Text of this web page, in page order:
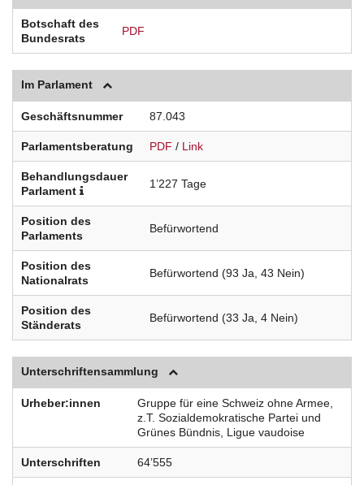
Botschaft des
Bundesrats
PDF
Im Parlament
Geschäftsnummer 87.043
Parlamentsberatung PDF / Link
Behandlungsdauer
Parlament
1’227 Tage
Position des
Parlaments
Befürwortend
Position des
Nationalrats
Befürwortend (93 Ja, 43 Nein)
Position des
Ständerats
Befürwortend (33 Ja, 4 Nein)
Unterschriftensammlung
Urheber:innen
Gruppe für eine Schweiz ohne Armee,
z.T. Sozialdemokratische Partei und
Grünes Bündnis, Ligue vaudoise
Unterschriften 64’555